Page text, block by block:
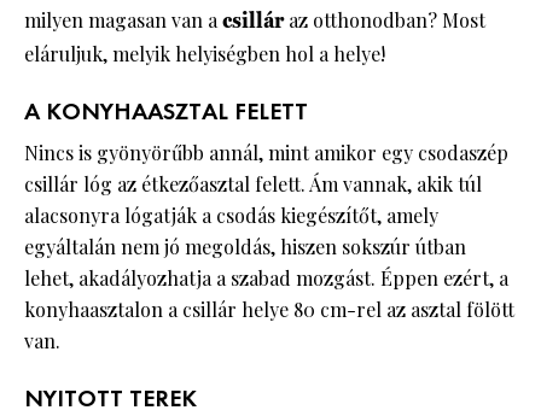
milyen magasan van acsilláraz otthonodban? Most
eláruljuk, melyik helyiségben hol a helye!
A KONYHAASZTAL FELETT
Nincs is gyönyörűbb annál, mint amikor egy csodaszép
csillár lóg az étkezőasztal felett. Ám vannak, akik túl
alacsonyra lógatják a csodás kiegészítőt, amely
egyáltalán nem jó megoldás, hiszen sokszúr útban
lehet, akadályozhatja a szabad mozgást. Éppen ezért, a
konyhaasztalon a csillár helye 80 cm-rel az asztal fölött
van.
NYITOTT TEREK